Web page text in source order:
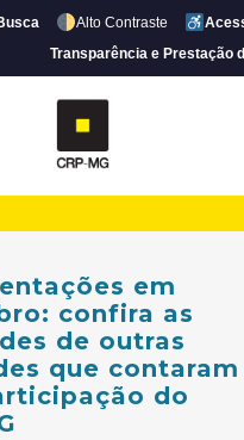
Alto Contraste
Transparência e Prestação
em
confira as
de outras
que contaram
do